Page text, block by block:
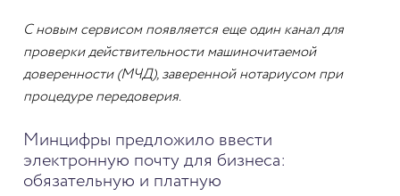
С новым сервисом появляется еще один канал для
проверки действительности машиночитаемой
доверенности (МЧД), заверенной нотариусом при
процедуре передоверия.
Минцифры предложило ввести
электронную почту для бизнеса:
обязательную и платную